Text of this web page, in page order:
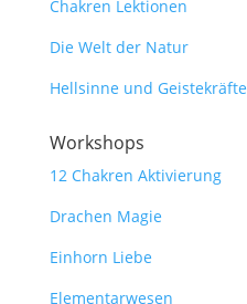
Chakren Lektionen
Die Welt der Natur
Hellsinne und Geistekräfte
Workshops
12 Chakren Aktivierung
Drachen Magie
Einhorn Liebe
Elementarwesen